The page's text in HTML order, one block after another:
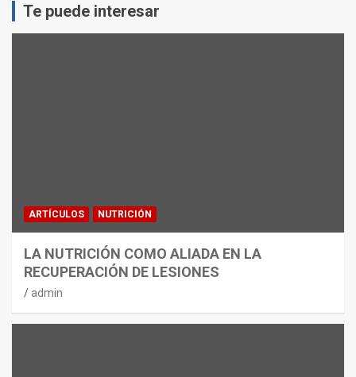
Te puede interesar
ARTÍCULOS NUTRICIÓN
LA NUTRICIÓN COMO ALIADA EN LA
RECUPERACIÓN DE LESIONES
admin